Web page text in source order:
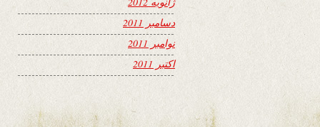
دسامبر 2011
نوامبر 2011
اکتبر 2011